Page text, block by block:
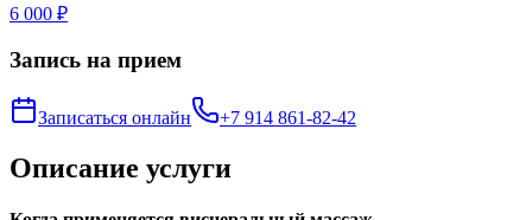
6 000 ₽
Запись на прием
Записаться онлайн +7 914 861-82-42
Описание услуги